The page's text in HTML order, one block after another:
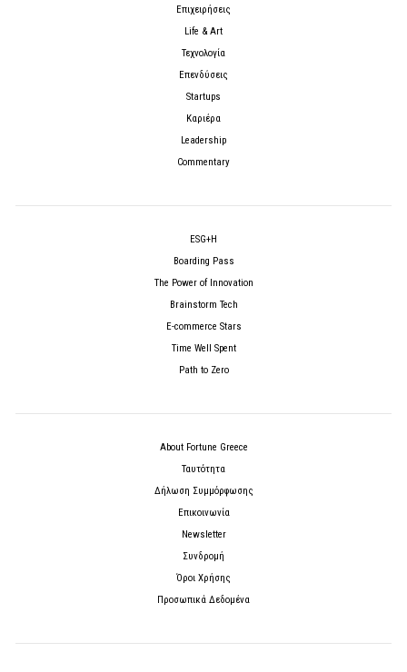
Επιχειρήσεις
Life & Art
Τεχνολογία
Επενδύσεις
Startups
Καριέρα
Leadership
Commentary
ESG+H
Boarding Pass
The Power of Innovation
Brainstorm Tech
E-commerce Stars
Time Well Spent
Path to Zero
About Fortune Greece
Ταυτότητα
Δήλωση Συμμόρφωσης
Επικοινωνία
Newsletter
Συνδρομή
Όροι Χρήσης
Προσωπικά Δεδομένα